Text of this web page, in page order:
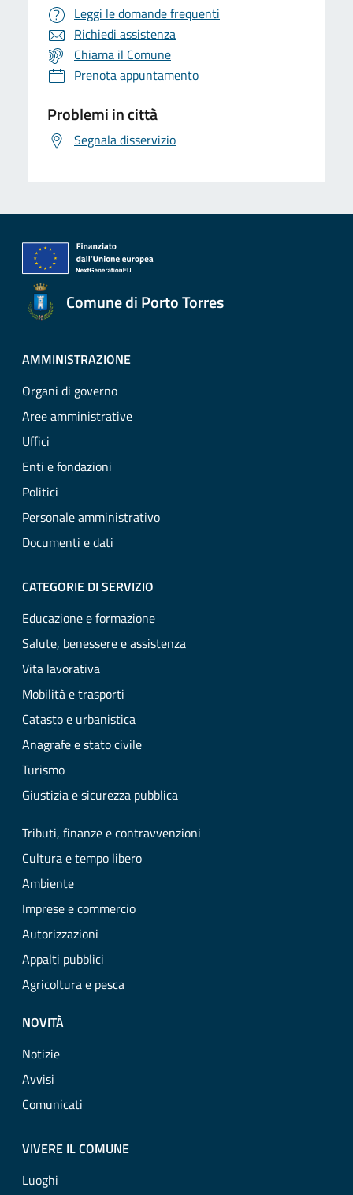
Leggi le domande frequenti
Richiedi assistenza
Chiama il Comune
Prenota appuntamento
Problemi in città
Segnala disservizio
Comune di Porto Torres
AMMINISTRAZIONE
Organi di governo
Aree amministrative
Uffici
Enti e fondazioni
Politici
Personale amministrativo
Documenti e dati
CATEGORIE DI SERVIZIO
Educazione e formazione
Salute, benessere e assistenza
Vita lavorativa
Mobilità e trasporti
Catasto e urbanistica
Anagrafe e stato civile
Turismo
Giustizia e sicurezza pubblica
Tributi, finanze e contravvenzioni
Cultura e tempo libero
Ambiente
Imprese e commercio
Autorizzazioni
Appalti pubblici
Agricoltura e pesca
NOVITÀ
Notizie
Avvisi
Comunicati
VIVERE IL COMUNE
Luoghi